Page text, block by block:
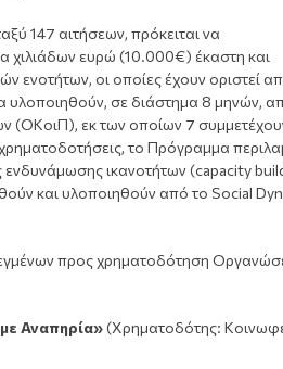
147 αιτήσεων, πρόκειται να
χιλιάδων ευρώ (10.000€) έκαστη και
ενοτήτων, οι οποίες έχουν οριστεί
υλοποιηθούν, σε διάστημα 8 μηνών,
(ΟΚοιΠ), εκ των οποίων 7
το Πρόγραμμα
ικανοτήτων (capacity
και υλοποιηθούν από το Social
προς χρηματοδότηση
Αναπηρία»(Χρηματοδότης: